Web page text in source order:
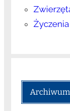
Archiwum